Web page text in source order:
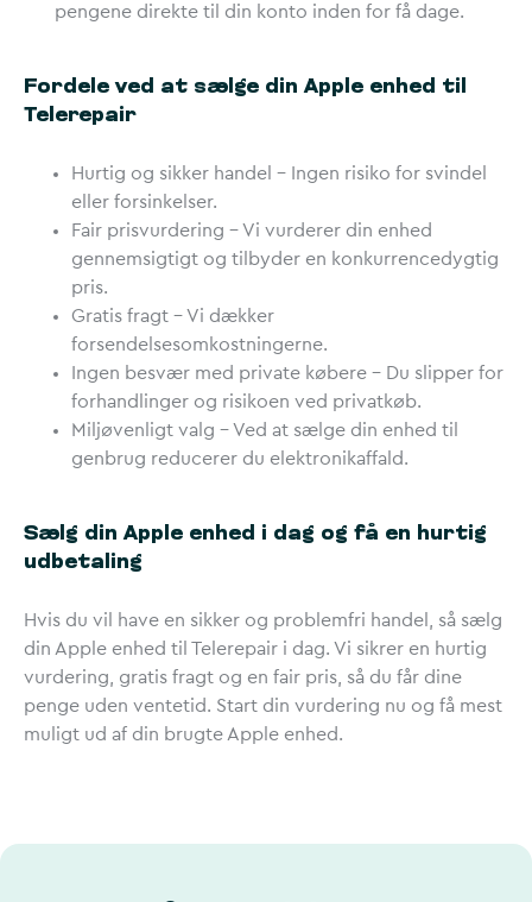
pengene direkte til din konto inden for få dage.
Fordele ved at sælge din Apple enhed til
Telerepair
Hurtig og sikker handel – Ingen risiko for svindel
eller forsinkelser.
Fair prisvurdering – Vi vurderer din enhed
gennemsigtigt og tilbyder en konkurrencedygtig
pris.
Gratis fragt – Vi dækker
forsendelsesomkostningerne.
Ingen besvær med private købere – Du slipper for
forhandlinger og risikoen ved privatkøb.
Miljøvenligt valg – Ved at sælge din enhed til
genbrug reducerer du elektronikaffald.
Sælg din Apple enhed i dag og få en hurtig
udbetaling
Hvis du vil have en sikker og problemfri handel, så sælg
din Apple enhed til Telerepair i dag. Vi sikrer en hurtig
vurdering, gratis fragt og en fair pris, så du får dine
penge uden ventetid. Start din vurdering nu og få mest
muligt ud af din brugte Apple enhed.